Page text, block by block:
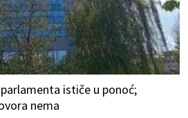
ističe u ponoć;
nema